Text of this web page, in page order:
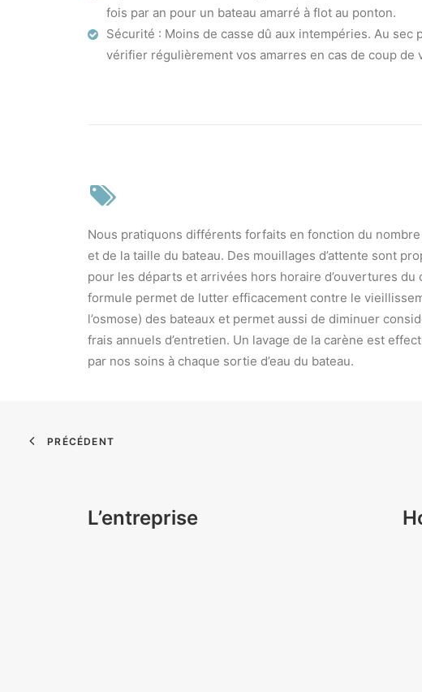
fois par an pour un bateau amarré à flot au ponton.
Sécurité : Moins de casse dû aux intempéries. Au sec
vérifier régulièrement vos amarres en cas de coup de
Nous pratiquons différents forfaits en fonction du
et de la taille du bateau. Des mouillages d’attente sont
pour les départs et arrivées hors horaire d’ouvertures du
formule permet de lutter efficacement contre le
l’osmose) des bateaux et permet aussi de diminuer
frais annuels d’entretien. Un lavage de la carène est
par nos soins à chaque sortie d’eau du bateau.
PRÉCÉDENT
L’entreprise